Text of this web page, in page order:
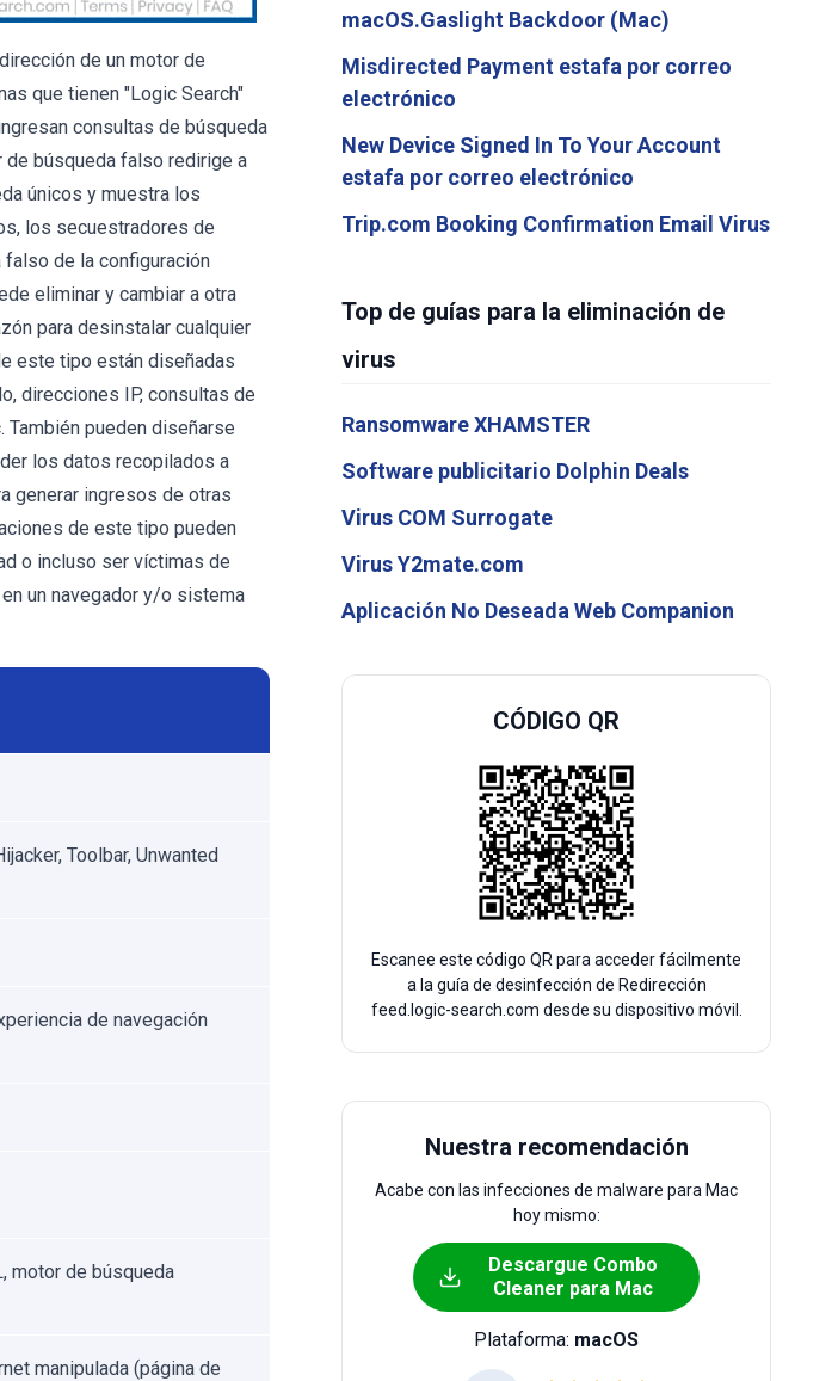
de un motor de
que tienen "Logic Search"
consultas de búsqueda
de búsqueda falso redirige a
únicos y muestra los
los secuestradores de
de la configuración
eliminar y cambiar a otra
para desinstalar cualquier
este tipo están diseñadas
direcciones IP, consultas de
pueden diseñarse
los datos recopilados a
generar ingresos de otras
de este tipo pueden
o incluso ser víctimas de
un navegador y/o sistema
Toolbar, Unwanted
de navegación
motor de búsqueda
manipulada (página de
macOS.Gaslight Backdoor (Mac)
Misdirected Payment estafa por correo
electrónico
New Device Signed In To Your Account
estafa por correo electrónico
Trip.com Booking Confirmation Email Virus
Top de guías para la eliminación de
virus
Ransomware XHAMSTER
Software publicitario Dolphin Deals
Virus COM Surrogate
Virus Y2mate.com
Aplicación No Deseada Web Companion
CÓDIGO QR
Escanee este código QR para acceder fácilmente
a la guía de desinfección de Redirección
feed.logic-search.com desde su dispositivo móvil.
Nuestra recomendación
Acabe con las infecciones de malware para Mac
hoy mismo:
Descargue Combo
Cleaner para Mac
Plataforma: macOS